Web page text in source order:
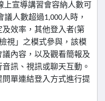
上宣導講習會容納人數可
議人數超過1,000人時，
效率，其他登入者(第
視」之模式參與，該模
內容，以及觀看簡報及
訊、視訊或聊天互動。
單連結登入方式進行提